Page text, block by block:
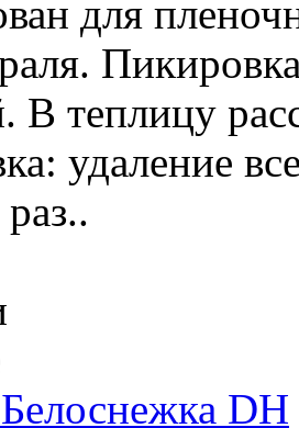
для
В теплицу
удаление
DH